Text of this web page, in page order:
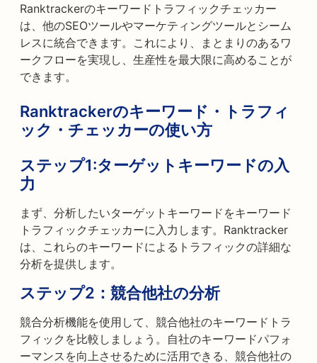
Ranktrackerのキーワードトラフィックチェッカー
は、他のSEOツールやマーケティングツールとシーム
レスに統合できます。これにより、まとまりのあるワ
ークフローを実現し、生産性を最大限に高めることが
できます。
Ranktrackerのキーワード・トラフィ
ック・チェッカーの使い方
ステップ1:ターゲットキーワードの入
力
まず、分析したいターゲットキーワードをキーワード
トラフィックチェッカーに入力します。Ranktracker
は、これらのキーワードによるトラフィックの詳細な
分析を提供します。
ステップ2： 競合他社の分析
競合分析機能を使用して、競合他社のキーワードトラ
フィックを比較しましょう。自社のキーワードパフォ
ーマンスを向上させるために活用できる、競合他社の